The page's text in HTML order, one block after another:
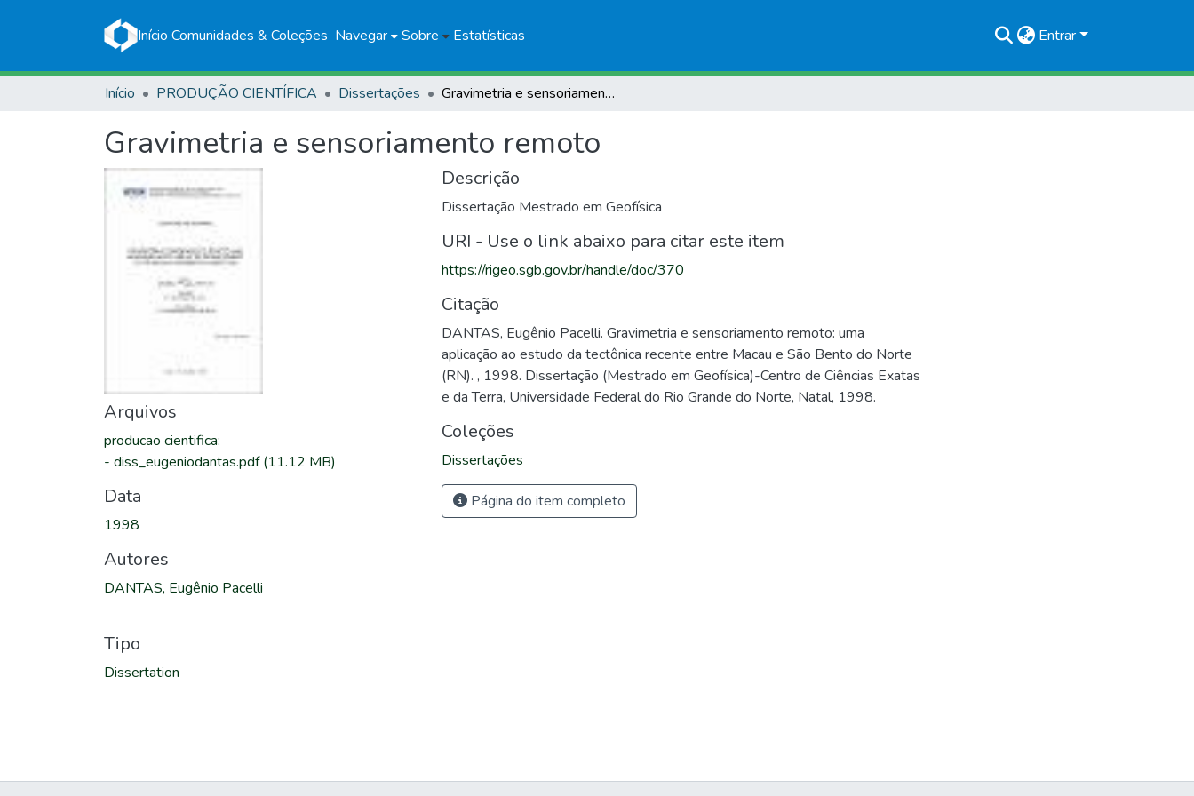
Início Comunidades & Coleções Navegar Sobre Estatísticas Entrar
Início PRODUÇÃO CIENTÍFICA Dissertações Gravimetria e sensoriamento remoto
Gravimetria e sensoriamento remoto
Arquivos
producao cientifica:
- diss_eugeniodantas.pdf(11.12 MB)
Data
1998
Autores
DANTAS, Eugênio Pacelli
Tipo
Dissertation
Descrição
Dissertação Mestrado em Geofísica
URI - Use o link abaixo para citar este item
https://rigeo.sgb.gov.br/handle/doc/370
Citação
DANTAS, Eugênio Pacelli. Gravimetria e sensoriamento remoto: uma
aplicação ao estudo da tectônica recente entre Macau e São Bento do Norte
(RN). , 1998. Dissertação (Mestrado em Geofísica)-Centro de Ciências Exatas
e da Terra, Universidade Federal do Rio Grande do Norte, Natal, 1998.
Coleções
Dissertações
Página do item completo